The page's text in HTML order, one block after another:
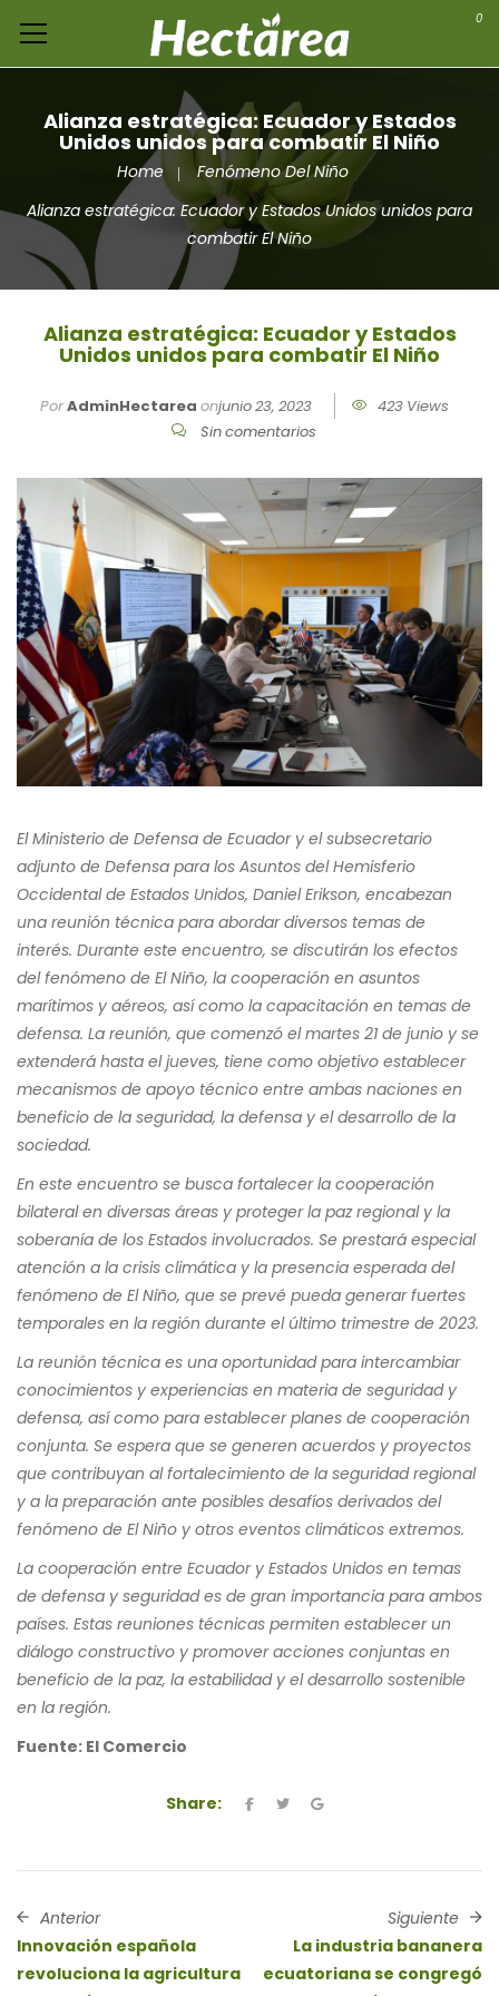
0
Alianza estratégica: Ecuador y Estados
Unidos unidos para combatir El Niño
Home
Fenómeno Del Niño
Alianza estratégica: Ecuador y Estados Unidos unidos para
combatir El Niño
Alianza estratégica: Ecuador y Estados
Unidos unidos para combatir El Niño
PorAdminHectarea onjunio 23, 2023
423 Views
Sin comentarios
El Ministerio de Defensa de Ecuador y el subsecretario
adjunto de Defensa para los Asuntos del Hemisferio
Occidental de Estados Unidos, Daniel Erikson, encabezan
una reunión técnica para abordar diversos temas de
interés. Durante este encuentro, se discutirán los efectos
del fenómeno de El Niño, la cooperación en asuntos
marítimos y aéreos, así como la capacitación en temas de
defensa. La reunión, que comenzó el martes 21 de junio y se
extenderá hasta el jueves, tiene como objetivo establecer
mecanismos de apoyo técnico entre ambas naciones en
beneficio de la seguridad, la defensa y el desarrollo de la
sociedad.
En este encuentro se busca fortalecer la cooperación
bilateral en diversas áreas y proteger la paz regional y la
soberanía de los Estados involucrados. Se prestará especial
atención a la crisis climática y la presencia esperada del
fenómeno de El Niño, que se prevé pueda generar fuertes
temporales en la región durante el último trimestre de 2023.
La reunión técnica es una oportunidad para intercambiar
conocimientos y experiencias en materia de seguridad y
defensa, así como para establecer planes de cooperación
conjunta. Se espera que se generen acuerdos y proyectos
que contribuyan al fortalecimiento de la seguridad regional
y a la preparación ante posibles desafíos derivados del
fenómeno de El Niño y otros eventos climáticos extremos.
La cooperación entre Ecuador y Estados Unidos en temas
de defensa y seguridad es de gran importancia para ambos
países. Estas reuniones técnicas permiten establecer un
diálogo constructivo y promover acciones conjuntas en
beneficio de la paz, la estabilidad y el desarrollo sostenible
en la región.
Fuente: El Comercio
Share:
Anterior
Innovación española
revoluciona la agricultura
Siguiente
La industria bananera
ecuatoriana se congregó